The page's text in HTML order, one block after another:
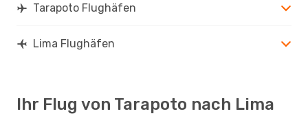
Tarapoto Flughäfen
Lima Flughäfen
Ihr Flug von Tarapoto nach Lima